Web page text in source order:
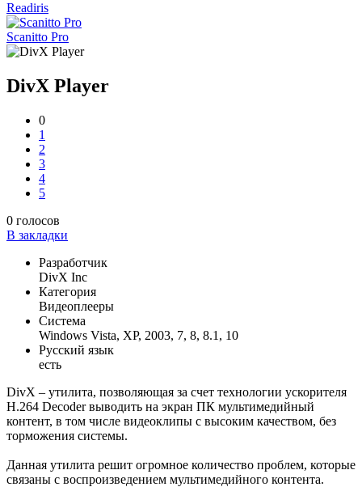
Readiris
Scanitto Pro
DivX Player
0
1
2
3
4
5
0 голосов
В закладки
Разработчик
DivX Inc
Категория
Видеоплееры
Система
Windows Vista, XP, 2003, 7, 8, 8.1, 10
Русский язык
есть
DivX – утилита, позволяющая за счет технологии ускорителя
H.264 Decoder выводить на экран ПК мультимедийный
контент, в том числе видеоклипы с высоким качеством, без
торможения системы.
Данная утилита решит огромное количество проблем, которые
связаны с воспроизведением мультимедийного контента.